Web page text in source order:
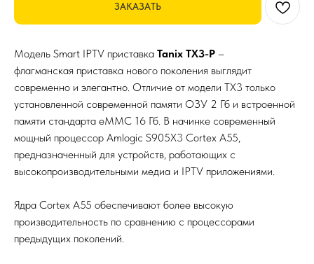
ЗАКАЗАТЬ
Модель Smart IPTV приставка Tanix TX3-P –
флагманская приставка нового поколения выглядит
современно и элегантно. Отличие от модели TX3 только
установленной современной памяти ОЗУ 2 Гб и встроенной
памяти стандарта eMMC 16 Гб. В начинке современный
мощный процессор Amlogic S905X3 Cortex A55,
предназначенный для устройств, работающих с
высокопроизводительными медиа и IPTV приложениями.
Ядра Cortex A55 обеспечивают более высокую
производительность по сравнению с процессорами
предыдущих поколений.